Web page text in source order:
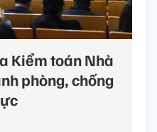
Kiểm toán Nhà
phòng, chống